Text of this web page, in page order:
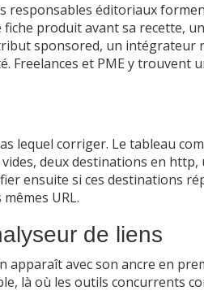
responsables éditoriaux
produit avant sa recette,
sponsored, un intégrateur
Freelances et PME y trouvent
lequel corriger. Le tableau
deux destinations en
ensuite si ces destinations
URL.
de liens
apparaît avec son ancre en
là où les outils concurrents